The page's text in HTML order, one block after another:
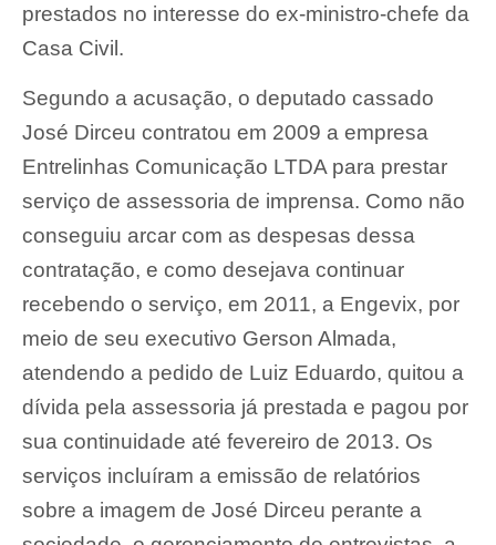
prestados no interesse do ex-ministro-chefe da
Casa Civil.
Segundo a acusação, o deputado cassado
José Dirceu contratou em 2009 a empresa
Entrelinhas Comunicação LTDA para prestar
serviço de assessoria de imprensa. Como não
conseguiu arcar com as despesas dessa
contratação, e como desejava continuar
recebendo o serviço, em 2011, a Engevix, por
meio de seu executivo Gerson Almada,
atendendo a pedido de Luiz Eduardo, quitou a
dívida pela assessoria já prestada e pagou por
sua continuidade até fevereiro de 2013. Os
serviços incluíram a emissão de relatórios
sobre a imagem de José Dirceu perante a